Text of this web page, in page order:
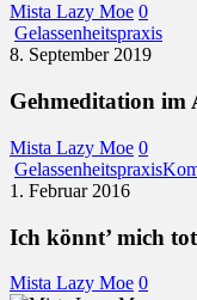
Mista Lazy Moe 0
Gelassenheitspraxis
N°
8. September 2019
Gehmeditation im
Mista Lazy Moe 0
Gelassenheitspraxis
1. Februar 2016
Ich könnt’ mich
Mista Lazy Moe 0